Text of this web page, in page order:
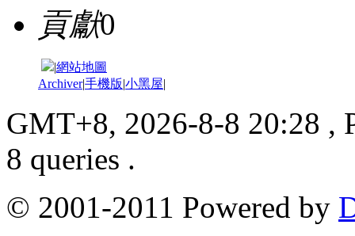
貢獻0
|網站地圖
Archiver|手機版|小黑屋|
GMT+8, 2026-8-8 20:28 ,
8 queries .
© 2001-2011 Powered by